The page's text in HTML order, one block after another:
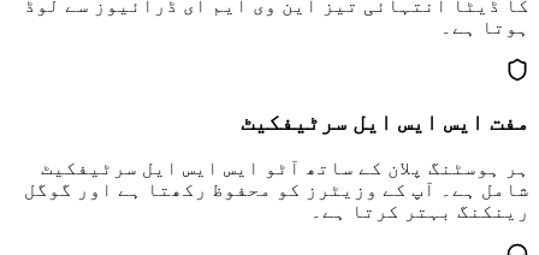
کا ڈیٹا انتہائی تیز این وی ایم ای ڈرائیوز سے لوڈ
ہوتا ہے۔
مفت ایس ایس ایل سرٹیفکیٹ
ہر ہوسٹنگ پلان کے ساتھ آٹو ایس ایس ایل سرٹیفکیٹ
شامل ہے۔ آپ کے وزیٹرز کو محفوظ رکھتا ہے اور گوگل
رینکنگ بہتر کرتا ہے۔